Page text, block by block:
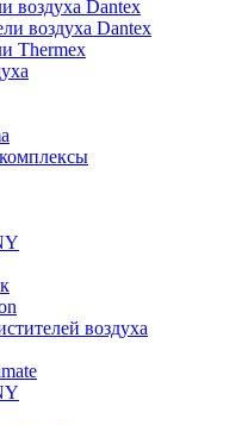
воздуха Dantex
воздуха Dantex
Thermex
воздуха